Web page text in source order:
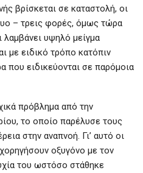
βρίσκεται σε καταστολή, οι
– τρεις φορές, όμως τώρα
λαμβάνει υψηλό μείγμα
με ειδικό τρόπο κατόπιν
που ειδικεύονται σε παρόμοια
πρόβλημα από την
το οποίο παρέλυσε τους
στην αναπνοή. Γι’ αυτό οι
οξυγόνο με τον
του ωστόσο στάθηκε